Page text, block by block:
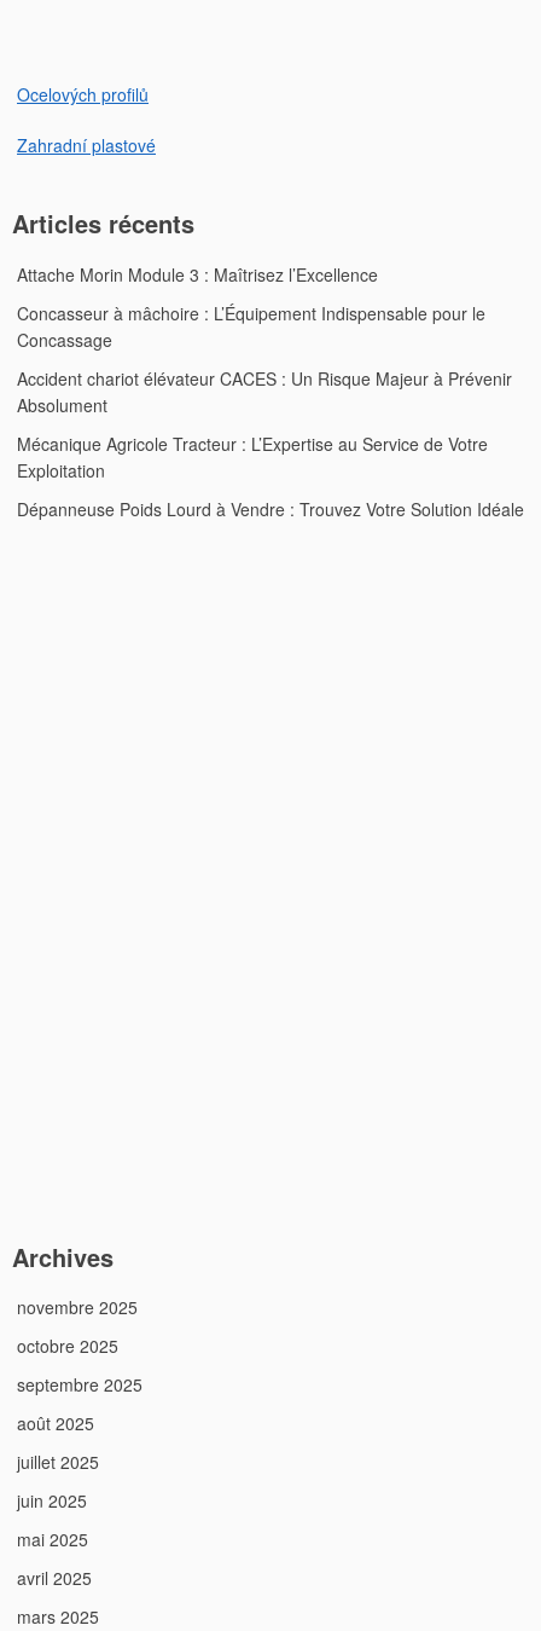
Ocelových profilů
Zahradní plastové
Articles récents
Attache Morin Module 3 : Maîtrisez l’Excellence
Concasseur à mâchoire : L’Équipement Indispensable pour le
Concassage
Accident chariot élévateur CACES : Un Risque Majeur à Prévenir
Absolument
Mécanique Agricole Tracteur : L’Expertise au Service de Votre
Exploitation
Dépanneuse Poids Lourd à Vendre : Trouvez Votre Solution Idéale
Archives
novembre 2025
octobre 2025
septembre 2025
août 2025
juillet 2025
juin 2025
mai 2025
avril 2025
mars 2025